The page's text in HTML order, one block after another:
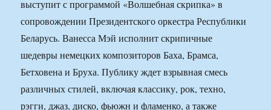
выступит с программой «Волшебная скрипка» в
сопровождении Президентского оркестра Республики
Беларусь. Ванесса Мэй исполнит скрипичные
шедевры немецких композиторов Баха, Брамса,
Бетховена и Бруха. Публику ждет взрывная смесь
различных стилей, включая классику, рок, техно,
рэгги, джаз, диско, фьюжн и фламенко, а также